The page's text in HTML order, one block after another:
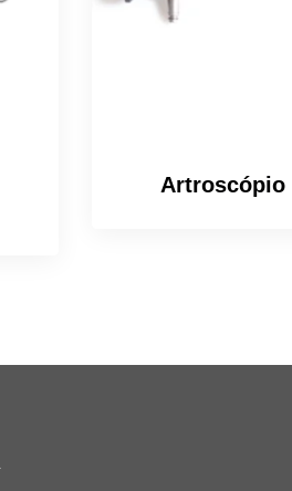
Artroscópio